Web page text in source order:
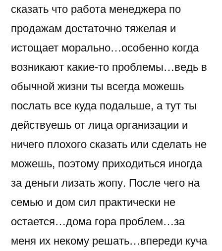
бутылок
miller
сказать что работа менеджера по
продажам достаточно тяжелая и
истощает морально…особенно когда
возникают какие-то проблемы…ведь в
обычной жизни ты всегда можешь
послать все куда подальше, а тут ты
действуешь от лица организации и
ничего плохого сказать или сделать не
можешь, поэтому приходиться иногда
за деньги лизать жопу. После чего на
семью и дом сил практически не
остается…дома гора проблем…за
меня их некому решать…впереди куча